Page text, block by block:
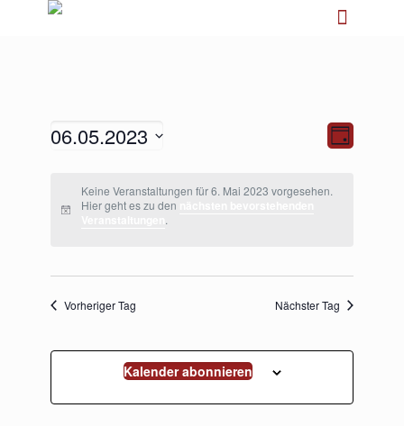
Ansichten-
Navigation
Ansichten-
Tag
06.05.2023
wählen.Keine Veranstaltungen für 6. Mai 2023 vorgesehen.
Hier geht es zu den
.
Vorheriger Tag Nächster Tag
Kalender abonnieren